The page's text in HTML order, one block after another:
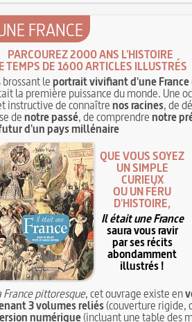
FRANCE
PARCOUREZ 2000 ANS L'HISTOIRE
TEMPS DE 1600 ARTICLES ILLUSTRÉS
leportrait vivifiant d'une France
la première puissance du monde. Une
instructive de connaîtrenos racines, de
denotre passé, de comprendrenotre
d'un pays millénaire
QUE VOUS SOYEZ
UN SIMPLE
CURIEUX
OU UN FÉRU
D'HISTOIRE,
Il était une France
saura vous ravir
par ses récits
abondamment
illustrés !
France pittoresque, cet ouvrage existe en
3 volumes reliés(couverture rigide,
numérique(incluant une table des